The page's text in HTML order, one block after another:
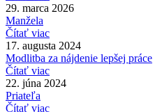
29. marca 2026
Manžela
Čítať viac
17. augusta 2024
Modlitba za nájdenie lepšej práce
Čítať viac
22. júna 2024
Priateľa
Čítať viac